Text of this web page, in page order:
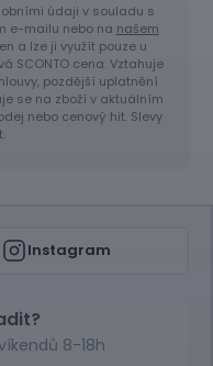
údaji v souladu s
e-mailu nebo na našem
a lze ji využít pouze u
SCONTO cena. Vztahuje
pozdější uplatnění
se na zboží v aktuálním
nebo cenový hit. Slevy
Instagram
8-18h